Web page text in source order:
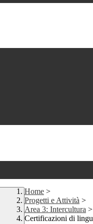
Home >
Progetti e Attività >
Area 3: Intercultura >
Certificazioni di